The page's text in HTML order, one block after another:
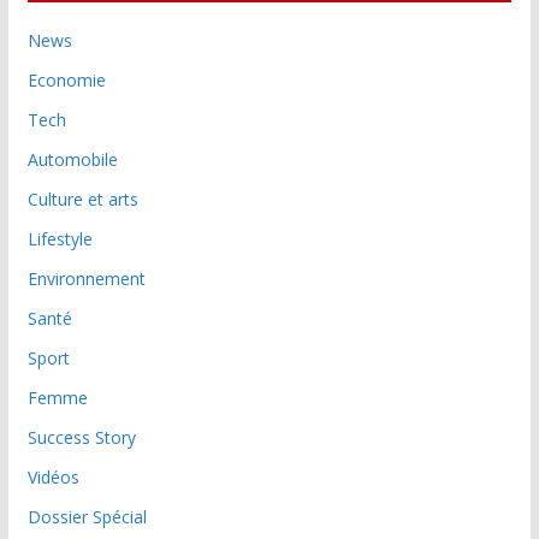
News
Economie
Tech
Automobile
Culture et arts
Lifestyle
Environnement
Santé
Sport
Femme
Success Story
Vidéos
Dossier Spécial